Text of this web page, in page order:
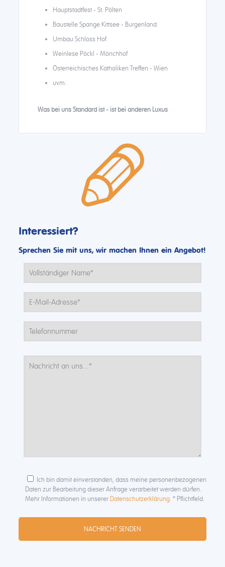
Hauptstadtfest - St. Pölten
Baustelle Spange Kittsee - Burgenland
Umbau Schloss Hof
Weinlese Pöckl - Mönchhof
Österreichisches Katholiken Treffen - Wien
uvm.
Was bei uns Standard ist - ist bei anderen Luxus
Interessiert?
Sprechen Sie mit uns, wir machen Ihnen ein Angebot!
Ich bin damit einverstanden, dass meine personenbezogenen
Daten zur Bearbeitung dieser Anfrage verarbeitet werden dürfen.
Mehr Informationen in unserer Datenschutzerklärung. * Pflichtfeld.